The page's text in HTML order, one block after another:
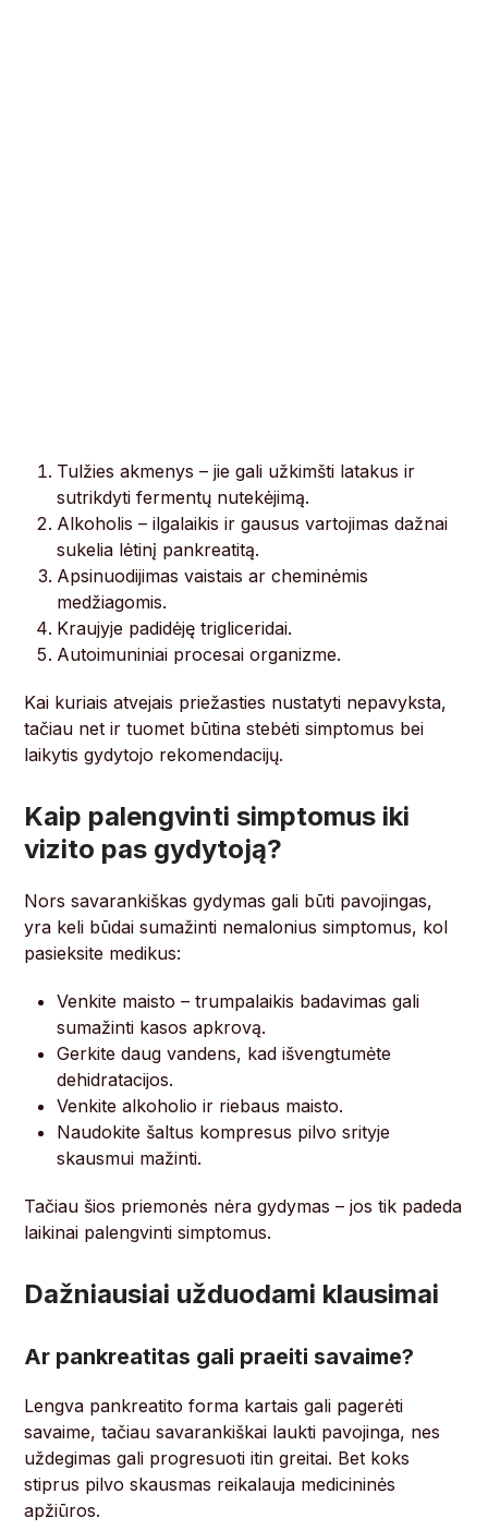
Tulžies akmenys – jie gali užkimšti latakus ir
sutrikdyti fermentų nutekėjimą.
Alkoholis – ilgalaikis ir gausus vartojimas dažnai
sukelia lėtinį pankreatitą.
Apsinuodijimas vaistais ar cheminėmis
medžiagomis.
Kraujyje padidėję trigliceridai.
Autoimuniniai procesai organizme.
Kai kuriais atvejais priežasties nustatyti nepavyksta,
tačiau net ir tuomet būtina stebėti simptomus bei
laikytis gydytojo rekomendacijų.
Kaip palengvinti simptomus iki
vizito pas gydytoją?
Nors savarankiškas gydymas gali būti pavojingas,
yra keli būdai sumažinti nemalonius simptomus, kol
pasieksite medikus:
Venkite maisto – trumpalaikis badavimas gali
sumažinti kasos apkrovą.
Gerkite daug vandens, kad išvengtumėte
dehidratacijos.
Venkite alkoholio ir riebaus maisto.
Naudokite šaltus kompresus pilvo srityje
skausmui mažinti.
Tačiau šios priemonės nėra gydymas – jos tik padeda
laikinai palengvinti simptomus.
Dažniausiai užduodami klausimai
Ar pankreatitas gali praeiti savaime?
Lengva pankreatito forma kartais gali pagerėti
savaime, tačiau savarankiškai laukti pavojinga, nes
uždegimas gali progresuoti itin greitai. Bet koks
stiprus pilvo skausmas reikalauja medicininės
apžiūros.